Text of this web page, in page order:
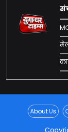
About Us